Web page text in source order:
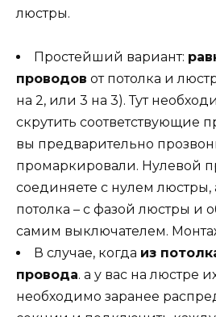
люстры.
Простейший вариант:
проводов от потолка и
на 2, или 3 на 3). Тут
скрутить соответствующие
вы предварительно
промаркировали. Нулевой
соединяете с нулем люстры,
потолка – с фазой люстры и
самим выключателем.
В случае, когда из
провода. а у вас на люстре
необходимо заранее